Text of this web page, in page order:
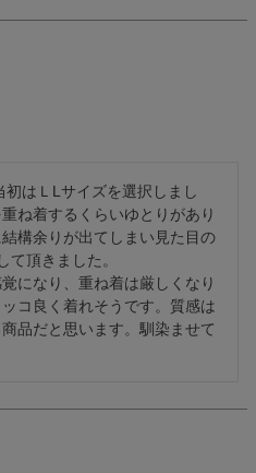
はＬLサイズを選択しまし
ね着するくらいゆとりがあり
構余りが出てしまい見た目の
て頂きました。
になり、重ね着は厳しくなり
コ良く着れそうです。質感は
品だと思います。馴染ませて